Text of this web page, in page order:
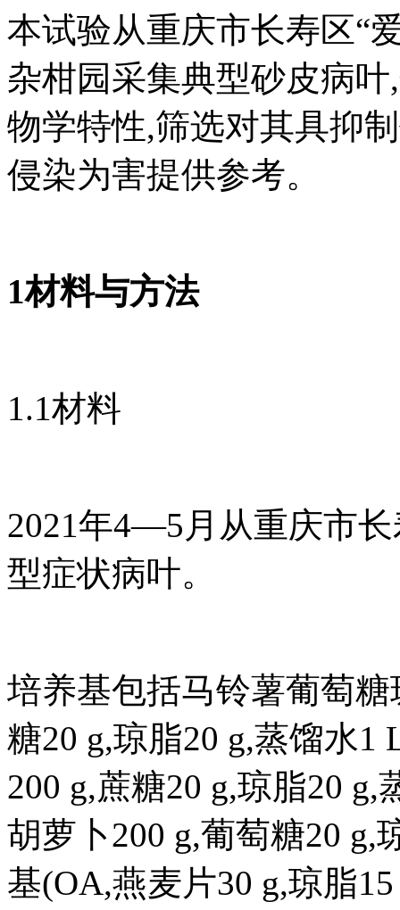
本试验从重庆市长寿区“
杂柑园采集典型砂皮病
物学特性,筛选对其具抑
侵染为害提供参考。
1材料与方法
1.1材料
2021年4—5月从重庆市
型症状病叶。
培养基包括马铃薯葡萄
糖20 g,琼脂20 g,蒸馏水1
200 g,蔗糖20 g,琼脂20
胡萝卜200 g,葡萄糖20 g,
基(OA,燕麦片30 g,琼脂